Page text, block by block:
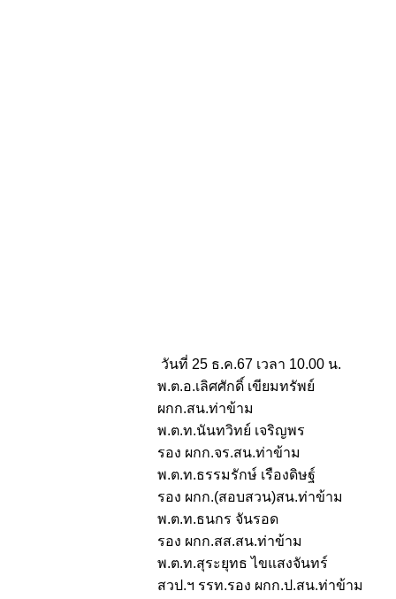
วันที่ 25 ธ.ค.67 เวลา 10.00 น.
พ.ต.อ.เลิศศักดิ์ เขียมทรัพย์
ผกก.สน.ท่าข้าม
พ.ต.ท.นันทวิทย์ เจริญพร
รอง ผกก.จร.สน.ท่าข้าม
พ.ต.ท.ธรรมรักษ์ เรืองดิษฐ์
รอง ผกก.(สอบสวน)สน.ท่าข้าม
พ.ต.ท.ธนกร จันรอด
รอง ผกก.สส.สน.ท่าข้าม
พ.ต.ท.สุระยุทธ ไขแสงจันทร์
สวป.ฯ รรท.รอง ผกก.ป.สน.ท่าข้าม